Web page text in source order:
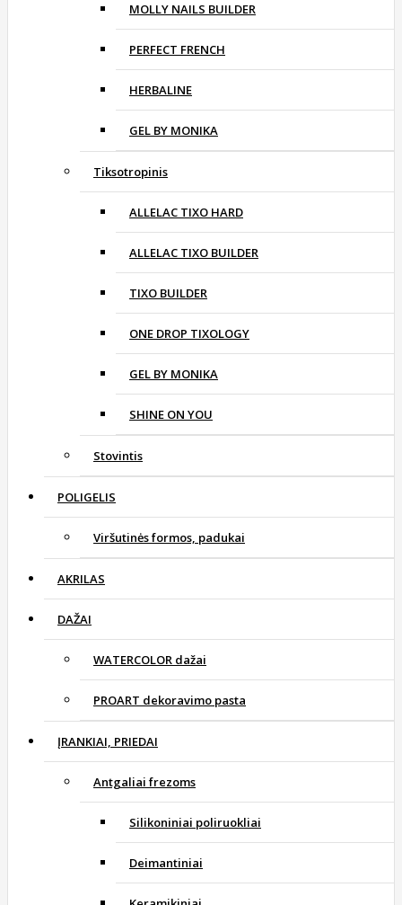
MOLLY NAILS BUILDER
PERFECT FRENCH
HERBALINE
GEL BY MONIKA
Tiksotropinis
ALLELAC TIXO HARD
ALLELAC TIXO BUILDER
TIXO BUILDER
ONE DROP TIXOLOGY
GEL BY MONIKA
SHINE ON YOU
Stovintis
POLIGELIS
Viršutinės formos, padukai
AKRILAS
DAŽAI
WATERCOLOR dažai
PROART dekoravimo pasta
ĮRANKIAI, PRIEDAI
Antgaliai frezoms
Silikoniniai poliruokliai
Deimantiniai